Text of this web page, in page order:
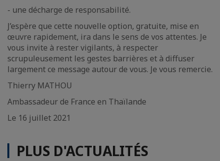
- une décharge de responsabilité.
J’espère que cette nouvelle option, gratuite, mise en
œuvre rapidement, ira dans le sens de vos attentes. Je
vous invite à rester vigilants, à respecter
scrupuleusement les gestes barrières et à diffuser
largement ce message autour de vous. Je vous remercie.
Thierry MATHOU
Ambassadeur de France en Thaïlande
Le 16 juillet 2021
PLUS D'ACTUALITÉS